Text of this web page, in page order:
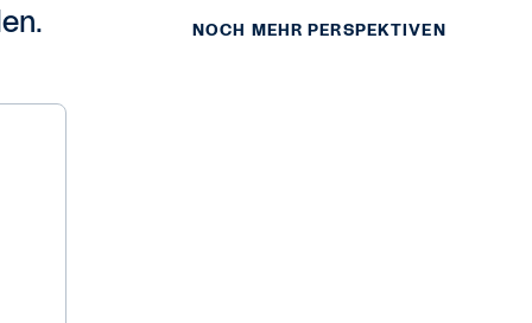
NOCH MEHR PERSPEKTIVEN